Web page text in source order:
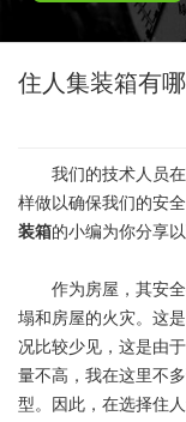
住人集装箱有
我们的技术人员
样做以确保我们的安
装箱的小编为你分享以
作为房屋，其安全
塌和房屋的火灾。这
况比较少见，这是由
量不高，我在这里不
型。因此，在选择住